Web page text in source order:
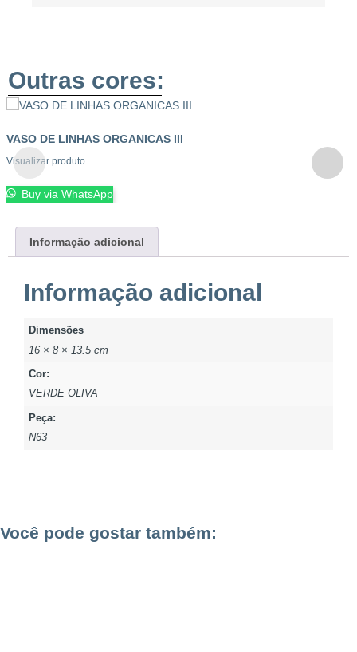
Outras cores:
VASO DE LINHAS ORGANICAS III
Visualizar produto
Buy via WhatsApp
Informação adicional
Informação adicional
Dimensões
16 × 8 × 13.5 cm
Cor:
VERDE OLIVA
Peça:
N63
Você pode gostar também: